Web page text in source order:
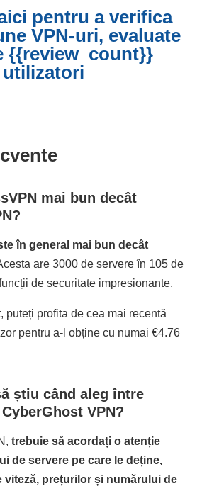
pentru a verifica
VPN-uri, evaluate
{{review_count}}
utilizatori
mai bun decât
în general mai bun decât
are 3000 de servere în 105 de
de securitate impresionante.
puteți profita de cea mai recentă
pentru a-l obține cu numai €4.76
știu când aleg între
VPN?
trebuie să acordați o atenție
de servere pe care le deține,
viteză, prețurilor și numărului de